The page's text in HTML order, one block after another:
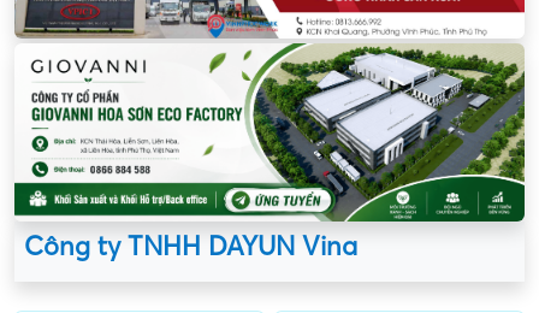
Công ty TNHH DAYUN Vina